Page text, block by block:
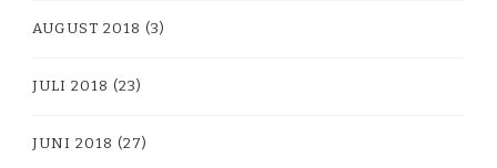
AUGUST 2018 (3)
JULI 2018 (23)
JUNI 2018 (27)